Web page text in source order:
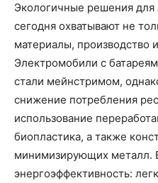
Экологичные решения для
сегодня охватывают не
материалы, производство
Электромобили с
стали мейнстримом,
снижение потребления
использование
биопластика, а также
минимизирующих металл.
энергоэффективность: